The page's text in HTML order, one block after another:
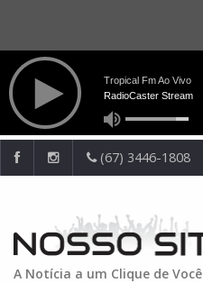
(67) 3446-1808
A Notícia a um Clique de Você